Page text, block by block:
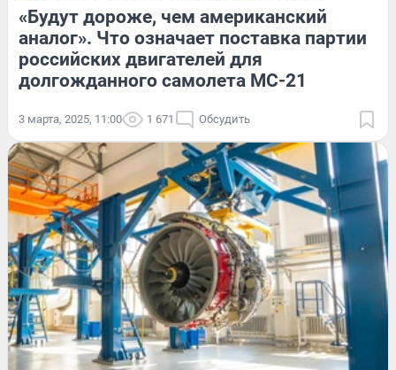
«Будут дороже, чем американский
аналог». Что означает поставка партии
российских двигателей для
долгожданного самолета МС-21
3 марта, 2025, 11:00 1 671 Обсудить